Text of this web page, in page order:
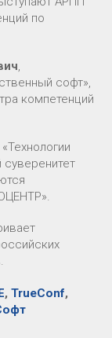
по
,
софт»,
компетенций
суверенитет
, TrueConf,